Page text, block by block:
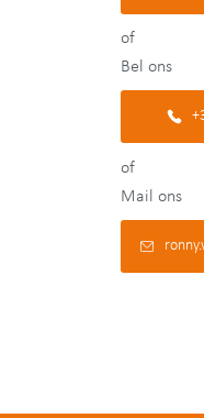
of
Bel ons
of
Mail ons